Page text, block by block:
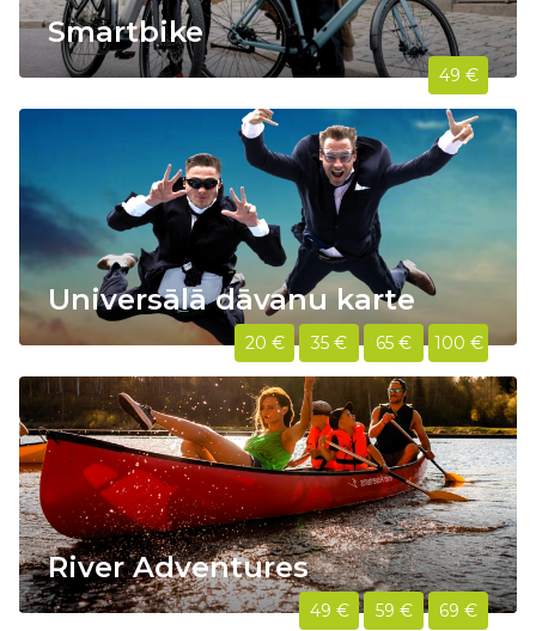
Smartbike
49 €
Universālā dāvanu karte
20 € 35 € 65 € 100 €
River Adventures
49 € 59 € 69 €